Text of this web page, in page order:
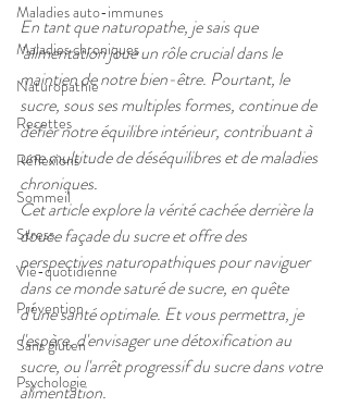
Maladies auto-immunes
Maladies chroniques
Naturopathie
Recettes
Réflexions
Sommeil
Stress
Vie-quotidienne
Prévention
Sans gluten
Psychologie
En tant que naturopathe, je sais que
’alimentation joue un rôle crucial dans le
maintien de notre bien-être. Pourtant, le
sucre, sous ses multiples formes, continue de
défier notre équilibre intérieur, contribuant à
une multitude de déséquilibres et de maladies
chroniques.
Cet article explore la vérité cachée derrière la
douce façade du sucre et offre des
perspectives naturopathiques pour naviguer
dans ce monde saturé de sucre, en quête
d’une santé optimale. Et vous permettra, je
l'espère, d'envisager une détoxification au
sucre, ou l'arrêt progressif du sucre dans votre
alimentation.